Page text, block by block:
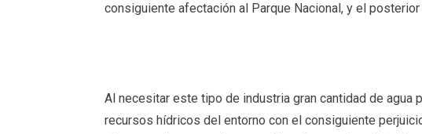
consiguiente afectación al Parque Nacional, y el
Al necesitar este tipo de industria gran cantidad de agua
recursos hídricos del entorno con el consiguiente